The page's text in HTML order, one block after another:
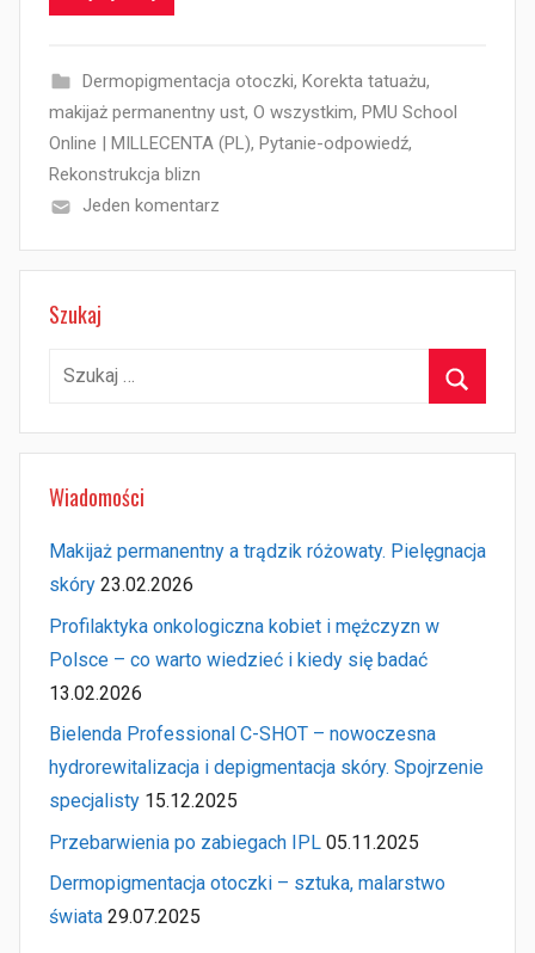
Dermopigmentacja otoczki, Korekta tatuażu,
makijaż permanentny ust, O wszystkim, PMU School
Online | MILLECENTA (PL), Pytanie-odpowiedź,
Rekonstrukcja blizn
Jeden komentarz
Szukaj
Szukaj:
Wiadomości
Makijaż permanentny a trądzik różowaty. Pielęgnacja
skóry 23.02.2026
Profilaktyka onkologiczna kobiet i mężczyzn w
Polsce – co warto wiedzieć i kiedy się badać
13.02.2026
Bielenda Professional C-SHOT – nowoczesna
hydrorewitalizacja i depigmentacja skóry. Spojrzenie
specjalisty 15.12.2025
Przebarwienia po zabiegach IPL 05.11.2025
Dermopigmentacja otoczki – sztuka, malarstwo
świata 29.07.2025